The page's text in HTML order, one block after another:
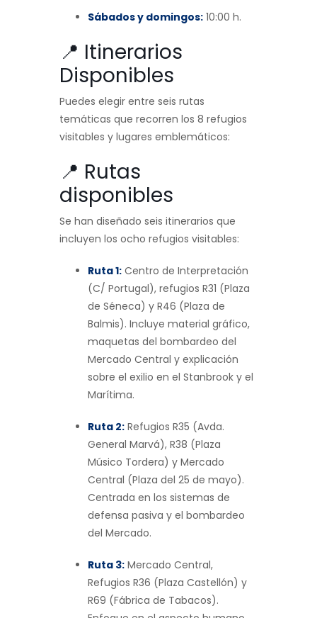
Sábados y domingos: 10:00 h.
📍 Itinerarios
Disponibles
Puedes elegir entre seis rutas
temáticas que recorren los 8 refugios
visitables y lugares emblemáticos:
📍 Rutas
disponibles
Se han diseñado seis itinerarios que
incluyen los ocho refugios visitables:
Ruta 1: Centro de Interpretación
(C/ Portugal), refugios R31 (Plaza
de Séneca) y R46 (Plaza de
Balmis). Incluye material gráfico,
maquetas del bombardeo del
Mercado Central y explicación
sobre el exilio en el Stanbrook y el
Marítima.
Ruta 2: Refugios R35 (Avda.
General Marvá), R38 (Plaza
Músico Tordera) y Mercado
Central (Plaza del 25 de mayo).
Centrada en los sistemas de
defensa pasiva y el bombardeo
del Mercado.
Ruta 3: Mercado Central,
Refugios R36 (Plaza Castellón) y
R69 (Fábrica de Tabacos).